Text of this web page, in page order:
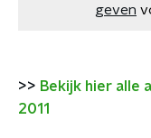
geven
>> Bekijk hier alle
2011